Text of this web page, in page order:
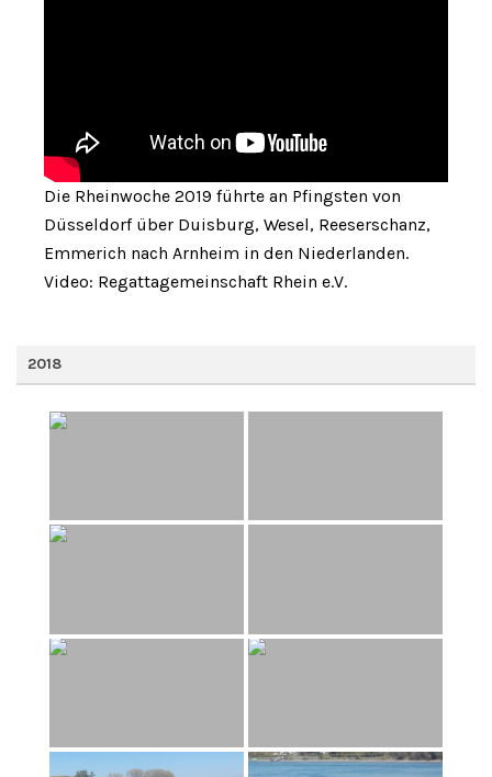
Die Rheinwoche 2019 führte an Pfingsten von
Düsseldorf über Duisburg, Wesel, Reeserschanz,
Emmerich nach Arnheim in den Niederlanden.
Video: Regattagemeinschaft Rhein e.V.
2018